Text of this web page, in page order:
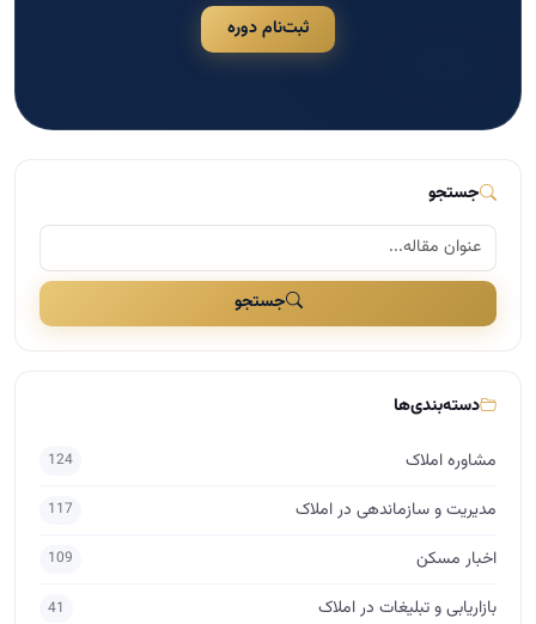
ثبت‌نام دوره
جستجو
جستجو
دسته‌بندی‌ها
مشاوره املاک 124
مدیریت و سازماندهی در املاک 117
اخبار مسکن 109
بازاریابی و تبلیغات در املاک 41